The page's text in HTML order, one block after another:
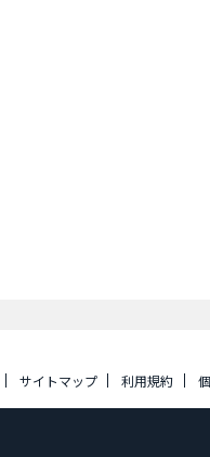
サイトマップ 利用規約